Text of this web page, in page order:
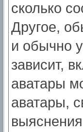
сколько
Другое,
и обычно
зависит,
аватары
аватары,